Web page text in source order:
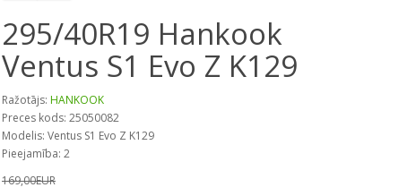
295/40R19 Hankook
Ventus S1 Evo Z K129
Ražotājs: HANKOOK
Preces kods: 25050082
Modelis: Ventus S1 Evo Z K129
Pieejamība: 2
169,00EUR